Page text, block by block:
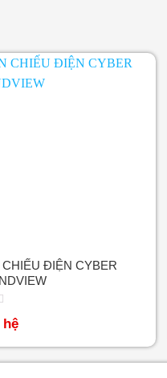
CHIẾU ĐIỆN CYBER
hệ